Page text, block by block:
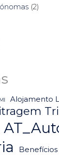
(2)
Alojamento
Benefícios